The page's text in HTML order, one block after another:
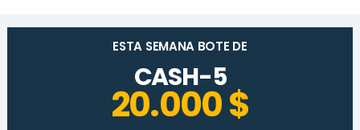
ESTA SEMANA BOTE DE
CASH-5
20.000 $